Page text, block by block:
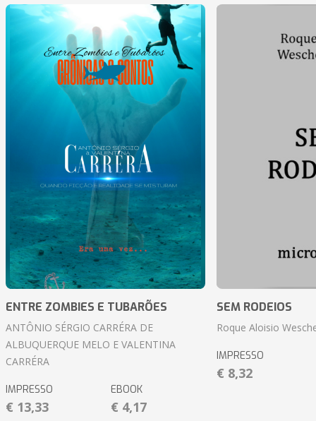
ENTRE ZOMBIES E TUBARÕES
ANTÔNIO SÉRGIO CARRÉRA DE
ALBUQUERQUE MELO E VALENTINA
CARRÉRA
IMPRESSO
€ 13,33
EBOOK
€ 4,17
SEM RODEIOS
Roque Aloisio
IMPRESSO
€ 8,32